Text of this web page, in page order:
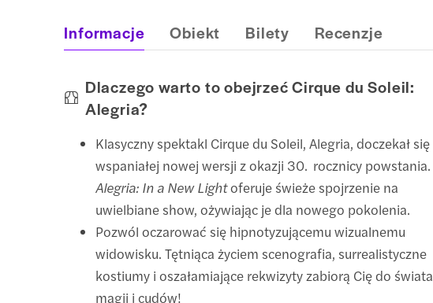
Informacje Obiekt Bilety Recenzje
Dlaczego warto to obejrzeć Cirque du Soleil:
Alegria?
Klasyczny spektakl Cirque du Soleil, Alegria, doczekał się
wspaniałej nowej wersji z okazji 30. rocznicy powstania.
Alegria: In a New Lightoferuje świeże spojrzenie na
uwielbiane show, ożywiając je dla nowego pokolenia.
Pozwól oczarować się hipnotyzującemu wizualnemu
widowisku. Tętniąca życiem scenografia, surrealistyczne
kostiumy i oszałamiające rekwizyty zabiorą Cię do świata
magii i cudów!